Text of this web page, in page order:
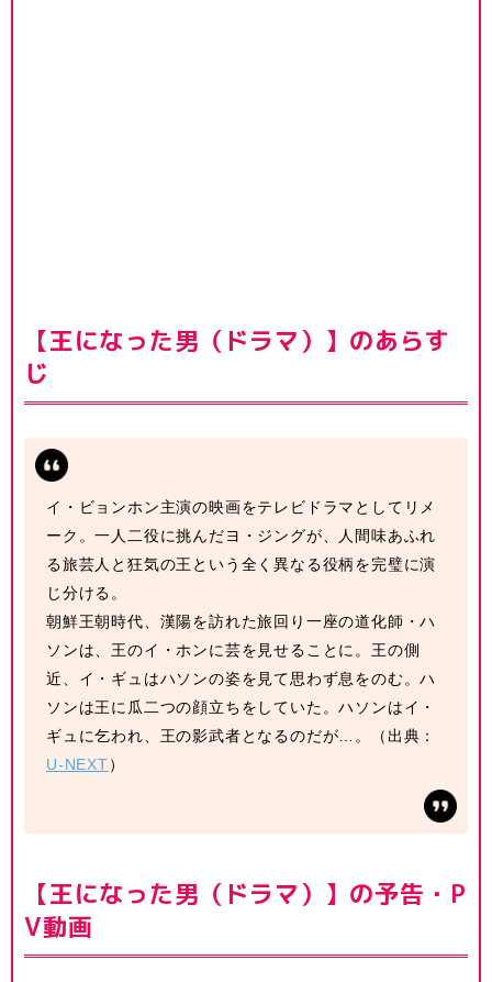
【王になった男（ドラマ）】のあらす
じ
イ・ビョンホン主演の映画をテレビドラマとしてリメ
ーク。一人二役に挑んだヨ・ジングが、人間味あふれ
る旅芸人と狂気の王という全く異なる役柄を完璧に演
じ分ける。
朝鮮王朝時代、漢陽を訪れた旅回り一座の道化師・ハ
ソンは、王のイ・ホンに芸を見せることに。王の側
近、イ・ギュはハソンの姿を見て思わず息をのむ。ハ
ソンは王に瓜二つの顔立ちをしていた。ハソンはイ・
ギュに乞われ、王の影武者となるのだが…。（出典：
U-NEXT）
【王になった男（ドラマ）】の予告・P
V動画